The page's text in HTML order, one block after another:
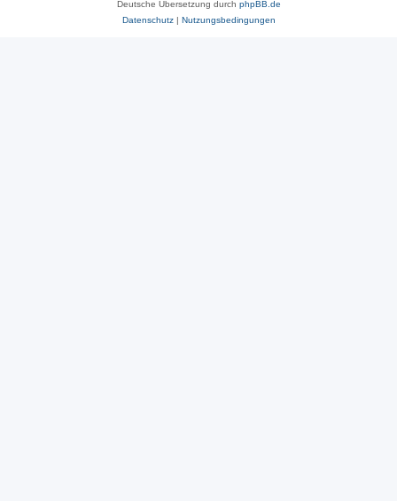
Deutsche Übersetzung durch phpBB.de
Datenschutz| Nutzungsbedingungen